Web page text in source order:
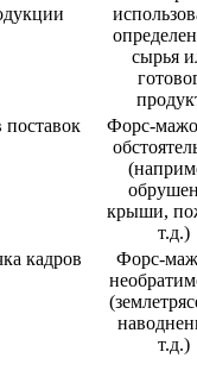
сырья
Форс-
крыши,
т.д.)
кадров
Форс-
т.д.)